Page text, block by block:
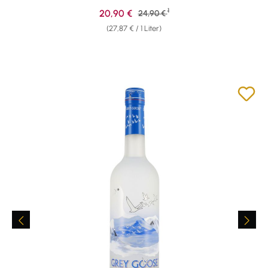
(27,87 € / 1 Liter)
Verkaufspreis:
20,90 € Regulärer Preis:
24,90 € 1